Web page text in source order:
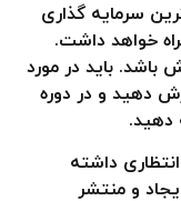
سرمایه گذاری
خواهد داشت.
باشد. باید در مورد
دهید و در دوره
دهید.
داشته
و منتشر